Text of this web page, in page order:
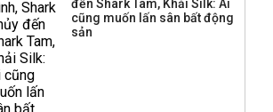
Thị trường thường
đến Shark Tam, Khải Silk: Ai
cũng muốn lấn sân bất động
sản